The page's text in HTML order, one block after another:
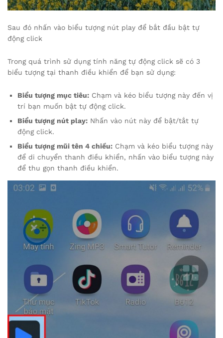
Sau đó nhấn vào biểu tượng nút play để bắt đầu bật tự
động click
Trong quá trình sử dụng tính năng tự động click sẽ có 3
biểu tượng tại thanh điều khiển để bạn sử dụng:
Biểu tượng mục tiêu: Chạm và kéo biểu tượng này đến vị
trí bạn muốn bật tự động click.
Biểu tượng nút play: Nhấn vào nút này để bật/tắt tự
động click.
Biểu tượng mũi tên 4 chiều: Chạm và kéo biểu tượng này
để di chuyển thanh điều khiển, nhấn vào biểu tượng này
để thu gọn thanh điều khiển.